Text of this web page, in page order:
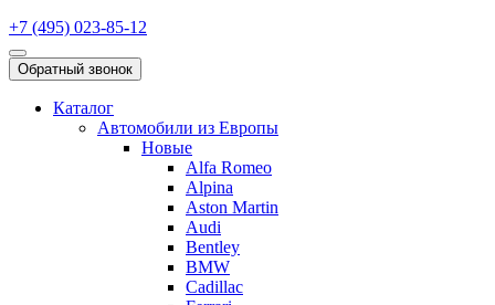
+7 (495) 023-85-12
Обратный звонок
Каталог
Автомобили из Европы
Новые
Alfa Romeo
Alpina
Aston Martin
Audi
Bentley
BMW
Cadillac